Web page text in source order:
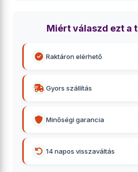
Miért válaszd ezt a
Raktáron elérhető
Gyors szállítás
Minőségi garancia
14 napos visszaváltás